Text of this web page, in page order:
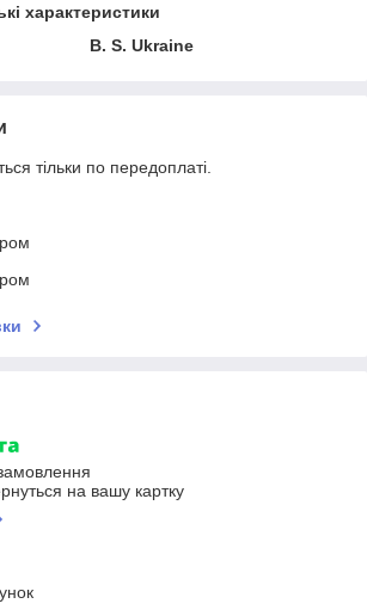
характеристики
B. S. Ukraine
тільки по передоплаті.
на вашу картку